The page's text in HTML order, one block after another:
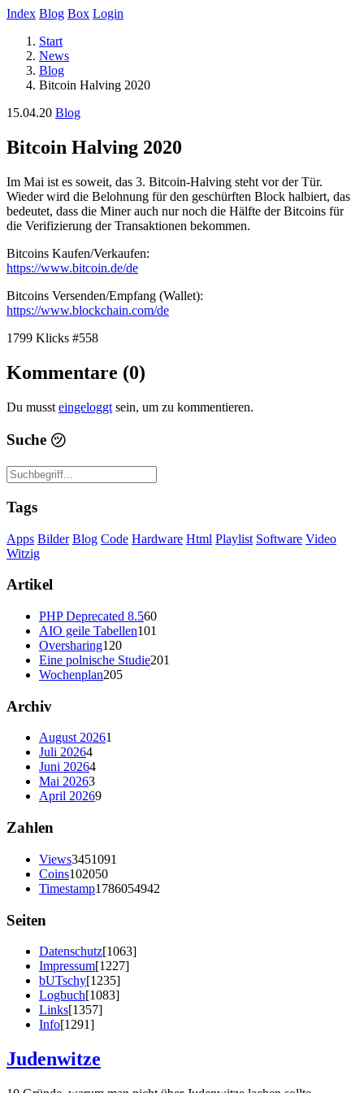
Index Blog Box Login
Start
News
Blog
Bitcoin Halving 2020
15.04.20 Blog
Bitcoin Halving 2020
Im Mai ist es soweit, das 3. Bitcoin-Halving steht vor der Tür.
Wieder wird die Belohnung für den geschürften Block halbiert, das
bedeutet, dass die Miner auch nur noch die Hälfte der Bitcoins für
die Verifizierung der Transaktionen bekommen.
Bitcoins Kaufen/Verkaufen:
https://www.bitcoin.de/de
Bitcoins Versenden/Empfang (Wallet):
https://www.blockchain.com/de
1799 Klicks #558
Kommentare (0)
Du musst eingeloggt sein, um zu kommentieren.
Suche ㋡
Tags
Apps Bilder Blog Code Hardware Html Playlist Software Video
Witzig
Artikel
PHP Deprecated 8.560
AIO geile Tabellen101
Oversharing120
Eine polnische Studie201
Wochenplan205
Archiv
August 20261
Juli 20264
Juni 20264
Mai 20263
April 20269
Zahlen
Views3451091
Coins102050
Timestamp1786054942
Seiten
Datenschutz[1063]
Impressum[1227]
bUTschy[1235]
Logbuch[1083]
Links[1357]
Info[1291]
Judenwitze